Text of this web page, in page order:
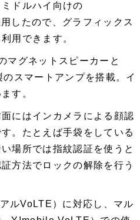
ドルハイ向けの
したので、グラフィックス
用できます。
マグネットスピーカーと
スマートアンプを搭載。イ
す。
にはインカメラによる顔認
。たとえば手袋をしている
場所では指紋認証を使うと
方法でロックの解除を行う
ルVoLTE）に対応し、マル